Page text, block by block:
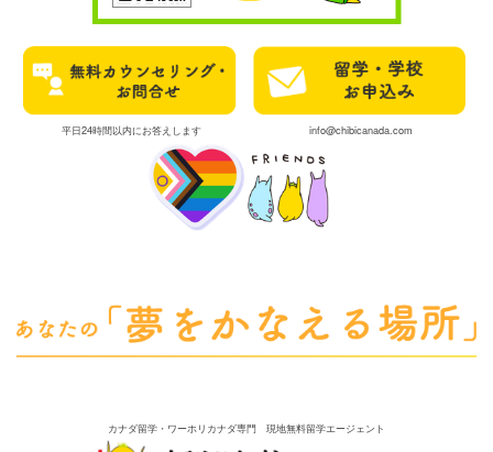
平日24時間以内にお答えします info@chibicanada.com
カナダ留学・ワーホリカナダ専門 現地無料留学エージェント